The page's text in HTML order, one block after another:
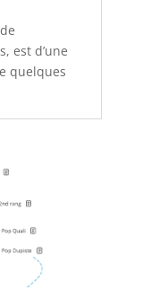
est d’une
quelques